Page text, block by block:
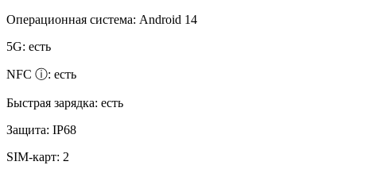
Операционная система: Android 14
5G: есть
NFC ⓘ: есть
Быстрая зарядка: есть
Защита: IP68
SIM-карт: 2